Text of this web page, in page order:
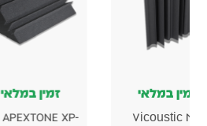
זמין במלאי
Vicoustic
זמין במלאי
APEXTONE XP-